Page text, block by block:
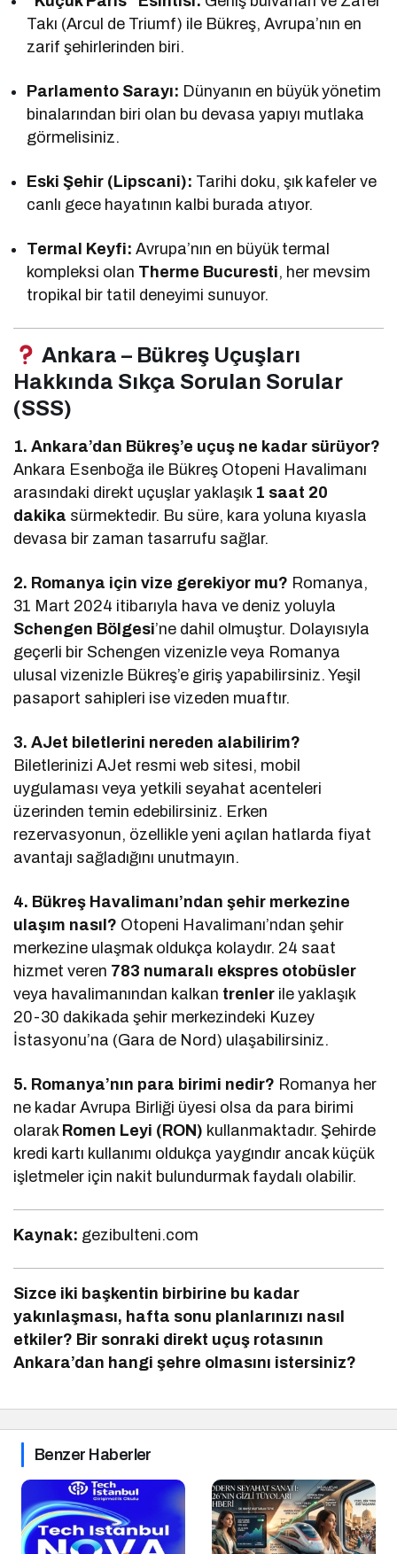
Takı (Arcul de Triumf) ile Bükreş, Avrupa’nın en
zarif şehirlerinden biri.
Parlamento Sarayı: Dünyanın en büyük yönetim
binalarından biri olan bu devasa yapıyı mutlaka
görmelisiniz.
Eski Şehir (Lipscani): Tarihi doku, şık kafeler ve
canlı gece hayatının kalbi burada atıyor.
Termal Keyfi: Avrupa’nın en büyük termal
kompleksi olan Therme Bucuresti, her mevsim
tropikal bir tatil deneyimi sunuyor.
Ankara – Bükreş Uçuşları
Hakkında Sıkça Sorulan Sorular
(SSS)
1. Ankara’dan Bükreş’e uçuş ne kadar sürüyor?
Ankara Esenboğa ile Bükreş Otopeni Havalimanı
arasındaki direkt uçuşlar yaklaşık 1 saat 20
dakika sürmektedir. Bu süre, kara yoluna kıyasla
devasa bir zaman tasarrufu sağlar.
2. Romanya için vize gerekiyor mu? Romanya,
31 Mart 2024 itibarıyla hava ve deniz yoluyla
Schengen Bölgesi’ne dahil olmuştur. Dolayısıyla
geçerli bir Schengen vizenizle veya Romanya
ulusal vizenizle Bükreş’e giriş yapabilirsiniz. Yeşil
pasaport sahipleri ise vizeden muaftır.
3. AJet biletlerini nereden alabilirim?
Biletlerinizi AJet resmi web sitesi, mobil
uygulaması veya yetkili seyahat acenteleri
üzerinden temin edebilirsiniz. Erken
rezervasyonun, özellikle yeni açılan hatlarda fiyat
avantajı sağladığını unutmayın.
4. Bükreş Havalimanı’ndan şehir merkezine
ulaşım nasıl? Otopeni Havalimanı’ndan şehir
merkezine ulaşmak oldukça kolaydır. 24 saat
hizmet veren 783 numaralı ekspres otobüsler
veya havalimanından kalkan trenler ile yaklaşık
20-30 dakikada şehir merkezindeki Kuzey
İstasyonu’na (Gara de Nord) ulaşabilirsiniz.
5. Romanya’nın para birimi nedir? Romanya her
ne kadar Avrupa Birliği üyesi olsa da para birimi
olarak Romen Leyi (RON) kullanmaktadır. Şehirde
kredi kartı kullanımı oldukça yaygındır ancak küçük
işletmeler için nakit bulundurmak faydalı olabilir.
Kaynak: gezibulteni.com
Sizce iki başkentin birbirine bu kadar
yakınlaşması, hafta sonu planlarınızı nasıl
etkiler? Bir sonraki direkt uçuş rotasının
Ankara’dan hangi şehre olmasını istersiniz?
Benzer Haberler